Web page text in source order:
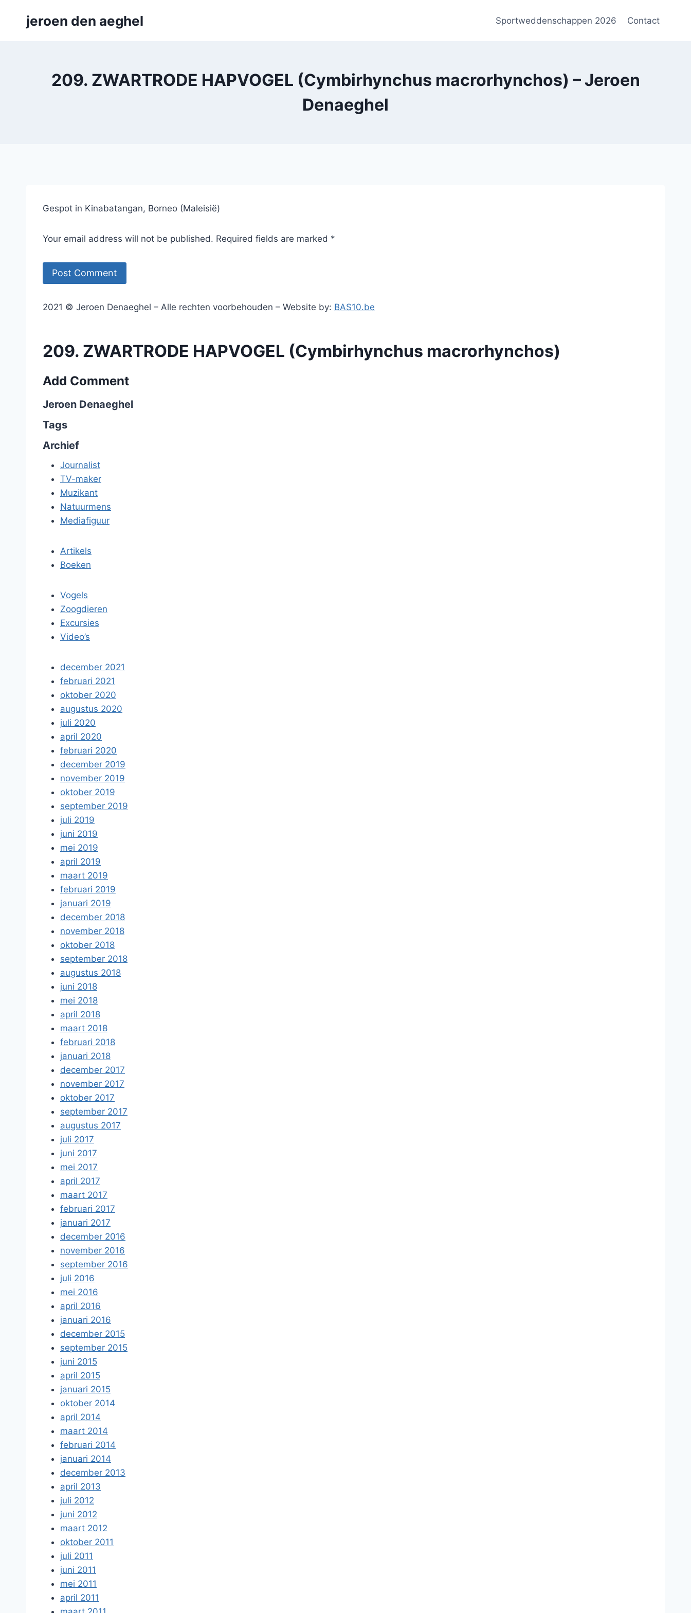
jeroen den aeghel Sportweddenschappen 2026 Contact
209. ZWARTRODE HAPVOGEL (Cymbirhynchus macrorhynchos) – Jeroen
Denaeghel
Gespot in Kinabatangan, Borneo (Maleisië)
Your email address will not be published. Required fields are marked *
2021 © Jeroen Denaeghel – Alle rechten voorbehouden – Website by: BAS10.be
209. ZWARTRODE HAPVOGEL (Cymbirhynchus macrorhynchos)
Add Comment
Jeroen Denaeghel
Tags
Archief
Journalist
TV-maker
Muzikant
Natuurmens
Mediafiguur
Artikels
Boeken
Vogels
Zoogdieren
Excursies
Video’s
december 2021
februari 2021
oktober 2020
augustus 2020
juli 2020
april 2020
februari 2020
december 2019
november 2019
oktober 2019
september 2019
juli 2019
juni 2019
mei 2019
april 2019
maart 2019
februari 2019
januari 2019
december 2018
november 2018
oktober 2018
september 2018
augustus 2018
juni 2018
mei 2018
april 2018
maart 2018
februari 2018
januari 2018
december 2017
november 2017
oktober 2017
september 2017
augustus 2017
juli 2017
juni 2017
mei 2017
april 2017
maart 2017
februari 2017
januari 2017
december 2016
november 2016
september 2016
juli 2016
mei 2016
april 2016
januari 2016
december 2015
september 2015
juni 2015
april 2015
januari 2015
oktober 2014
april 2014
maart 2014
februari 2014
januari 2014
december 2013
april 2013
juli 2012
juni 2012
maart 2012
oktober 2011
juli 2011
juni 2011
mei 2011
april 2011